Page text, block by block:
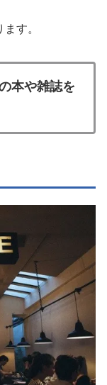
す。
本や雑誌を